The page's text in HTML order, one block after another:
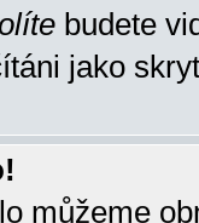
budete
jako
můžeme